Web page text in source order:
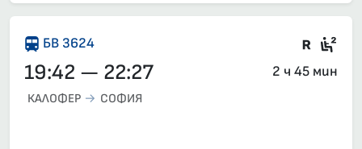
БВ 3624 Влак
19:42 — 22:27 2 ч 45 мин
КАЛОФЕР СОФИЯ